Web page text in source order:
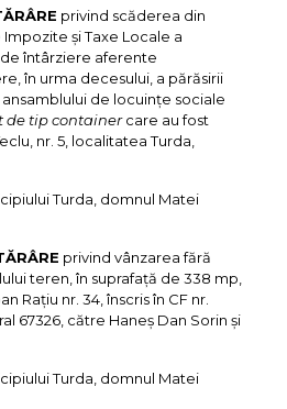
privind scăderea din
și Taxe Locale a
întârziere aferente
în urma decesului, a părăsirii
de locuințe sociale
de tip containercare au fost
nr. 5, localitatea Turda,
Turda, domnul Matei
privind vânzarea fără
teren, în suprafață de 338 mp,
Rațiu nr. 34, înscris în CF nr.
67326, către Haneș Dan Sorin și
Turda, domnul Matei